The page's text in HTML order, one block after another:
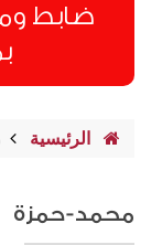
ضابط
الرئيسية
محمد-حمزة